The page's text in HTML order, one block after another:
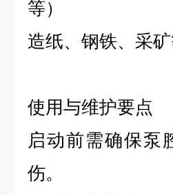
等）
造纸、钢铁、采
使用与维护要点
启动前需确保泵
伤。